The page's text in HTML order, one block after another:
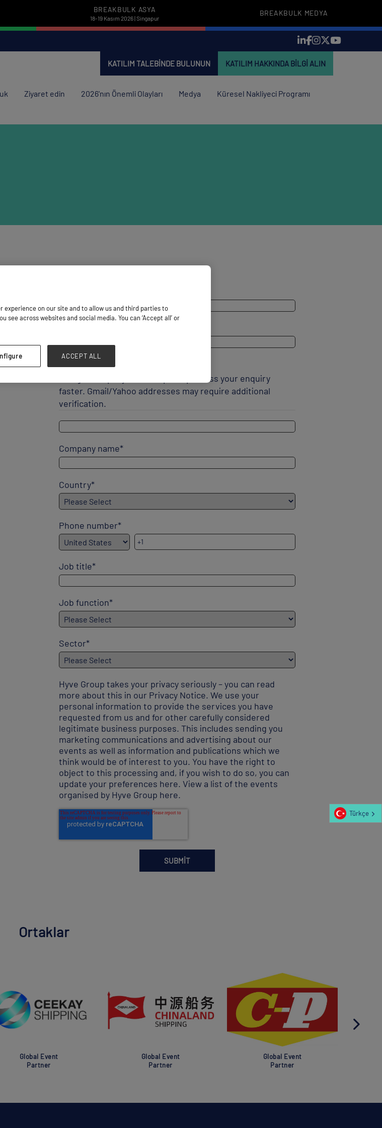
BREAKBULK ASYA
18-19 Kasım 2026 | Singapur
BREAKBULK MEDYA
KATILIM TALEBINDE BULUNUN KATILIM HAKKINDA BILGI ALIN
Ziyaret edin 2026'nın Önemli Olayları Medya Küresel Nakliyeci Programı
Using a company email helps us process your enquiry
faster. Gmail/Yahoo addresses may require additional
verification.
Company name*
Country*
Phone number*
Job title*
Job function*
Sector*
Hyve Group takes your privacy seriously – you can read
more about this in our Privacy Notice. We use your
personal information to provide the services you have
requested from us and for other carefully considered
legitimate business purposes. This includes sending you
marketing communications and advertising about our
events as well as information and publications which we
think would be of interest to you. You have the right to
object to this processing and, if you wish to do so, you can
update your preferences here. View a list of the events
organised by Hyve Group here.
Ortaklar
Global Event
Partner
Global Event
Partner
Global Event
Partner
Türkçe
experience on our site and to allow us and third parties to
across websites and social media. You can ‘Accept all’ or
ACCEPT ALL